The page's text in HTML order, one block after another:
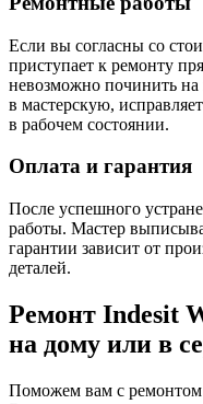
Если вы согласны со
приступает к ремонту
невозможно починить на
в мастерскую,
в рабочем состоянии.
Оплата и гарантия
После успешного
работы. Мастер
гарантии зависит от
деталей.
Ремонт Indesit
на дому или в
Поможем вам с